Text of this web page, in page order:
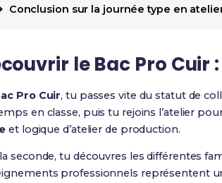
Conclusion sur la journée type en
le Bac Pro
Pro Cuir, tu passes vite du statut de
en classe, puis tu rejoins l’atelier
et logique d’atelier de production.
seconde, tu découvres les différentes
professionnels représentent